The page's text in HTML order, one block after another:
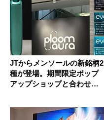
JTからメンソールの新銘柄2
種が登場。期間限定ポップ
アップショップと合わせて